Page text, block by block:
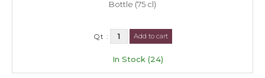
Bottle (75 cl)
Qt : Add to cart
In Stock (24)